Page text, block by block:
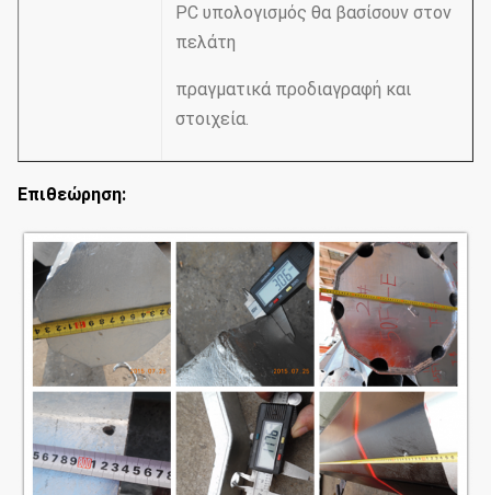
PC υπολογισμός θα βασίσουν στον
πελάτη
πραγματικά προδιαγραφή και
στοιχεία.
Επιθεώρηση: